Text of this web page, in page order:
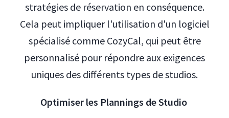
stratégies de réservation en conséquence.
Cela peut impliquer l'utilisation d'un logiciel
spécialisé comme CozyCal, qui peut être
personnalisé pour répondre aux exigences
uniques des différents types de studios.
Optimiser les Plannings de Studio